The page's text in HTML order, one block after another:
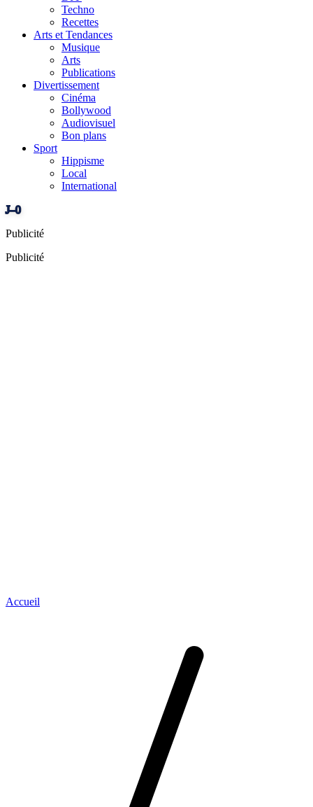
Techno
Recettes
Arts et Tendances
Musique
Arts
Publications
Divertissement
Cinéma
Bollywood
Audiovisuel
Bon plans
Sport
Hippisme
Local
International
J–0
Publicité
Publicité
Accueil